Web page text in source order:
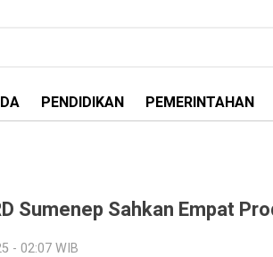
PENDIDIKAN PEMERINTAHAN
Sumenep Sahkan Empat
- 02:07 WIB